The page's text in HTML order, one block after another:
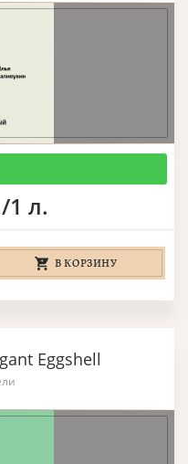
1 л.
В КОРЗИНУ
Eggshell